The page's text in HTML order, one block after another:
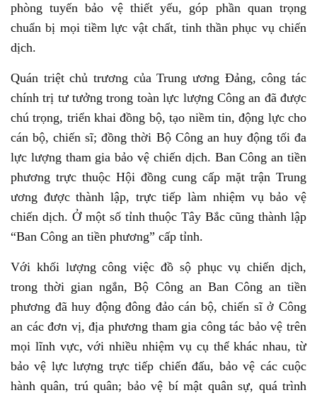
phòng tuyến bảo vệ thiết yếu, góp phần quan trọng
chuẩn bị mọi tiềm lực vật chất, tinh thần phục vụ chiến
dịch.
Quán triệt chủ trương của Trung ương Đảng, công tác
chính trị tư tưởng trong toàn lực lượng Công an đã được
chú trọng, triển khai đồng bộ, tạo niềm tin, động lực cho
cán bộ, chiến sĩ; đồng thời Bộ Công an huy động tối đa
lực lượng tham gia bảo vệ chiến dịch. Ban Công an tiền
phương trực thuộc Hội đồng cung cấp mặt trận Trung
ương được thành lập, trực tiếp làm nhiệm vụ bảo vệ
chiến dịch. Ở một số tỉnh thuộc Tây Bắc cũng thành lập
“Ban Công an tiền phương” cấp tỉnh.
Với khối lượng công việc đồ sộ phục vụ chiến dịch,
trong thời gian ngắn, Bộ Công an Ban Công an tiền
phương đã huy động đông đảo cán bộ, chiến sĩ ở Công
an các đơn vị, địa phương tham gia công tác bảo vệ trên
mọi lĩnh vực, với nhiều nhiệm vụ cụ thể khác nhau, từ
bảo vệ lực lượng trực tiếp chiến đấu, bảo vệ các cuộc
hành quân, trú quân; bảo vệ bí mật quân sự, quá trình